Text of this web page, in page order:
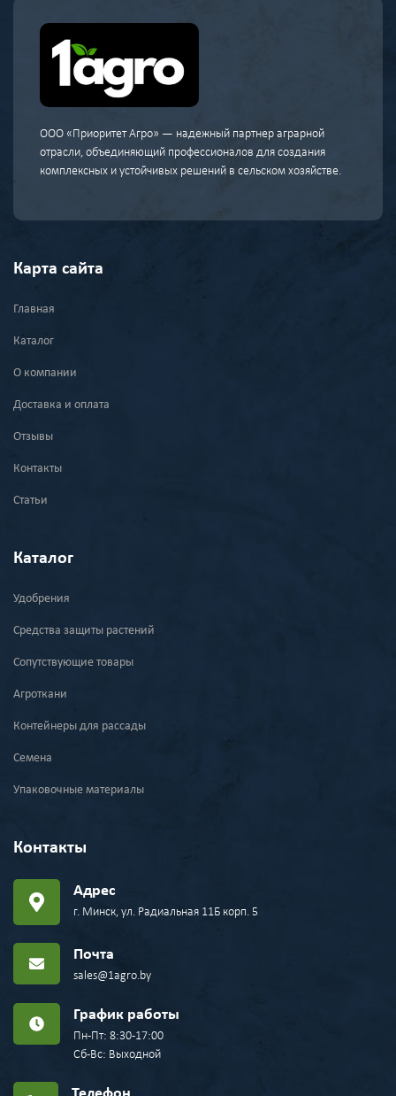
ООО «Приоритет Агро» — надежный партнер аграрной
отрасли, объединяющий профессионалов для создания
комплексных и устойчивых решений в сельском хозяйстве.
Карта сайта
Главная
Каталог
О компании
Доставка и оплата
Отзывы
Контакты
Статьи
Каталог
Удобрения
Средства защиты растений
Сопутствующие товары
Агроткани
Контейнеры для рассады
Семена
Упаковочные материалы
Контакты
Адрес
г. Минск, ул. Радиальная 11Б корп. 5
Почта
sales@1agro.by
График работы
Пн-Пт: 8:30-17:00
Сб-Вс: Выходной